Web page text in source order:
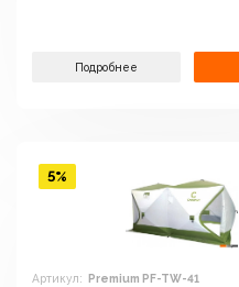
Подробнее
Артикул: Premium PF-TW-41
5%